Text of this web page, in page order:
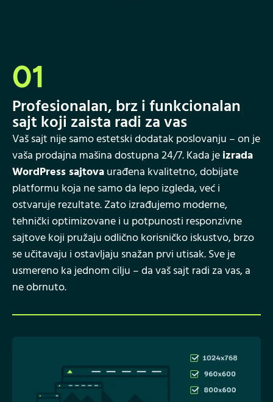
01
Profesionalan, brz i funkcionalan
sajt koji zaista radi za vas
Vaš sajt nije samo estetski dodatak poslovanju – on je
vaša prodajna mašina dostupna 24/7. Kada jeizrada
WordPress sajtovaurađena kvalitetno, dobijate
platformu koja ne samo da lepo izgleda, već i
ostvaruje rezultate. Zato izrađujemo moderne,
tehnički optimizovane i u potpunosti responzivne
sajtove koji pružaju odlično korisničko iskustvo, brzo
se učitavaju i ostavljaju snažan prvi utisak. Sve je
usmereno ka jednom cilju – da vaš sajt radi za vas, a
ne obrnuto.